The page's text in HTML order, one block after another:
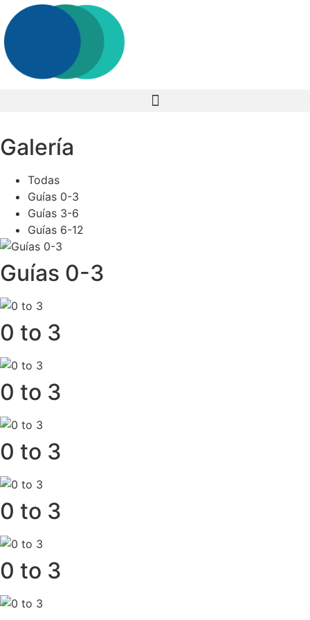
al
contenido
Galería
Todas
Guías 0-3
Guías 3-6
Guías 6-12
Guías 0-3
0 to 3
0 to 3
0 to 3
0 to 3
0 to 3